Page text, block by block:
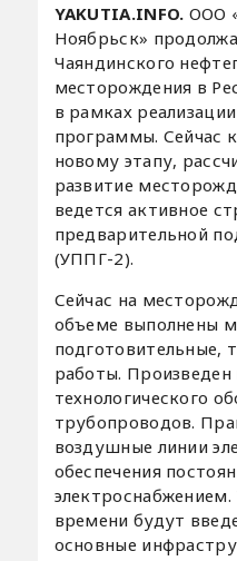
YAKUTIA.INFO. ООО
Ноябрьск»
Чаяндинского
месторождения в
в рамках
программы. Сейчас
новому этапу,
развитие
ведется активное
предварительной
(УППГ-2).
Сейчас на
объеме выполнены
подготовительные,
работы.
технологического
трубопроводов.
воздушные линии
обеспечения
времени будут
основные